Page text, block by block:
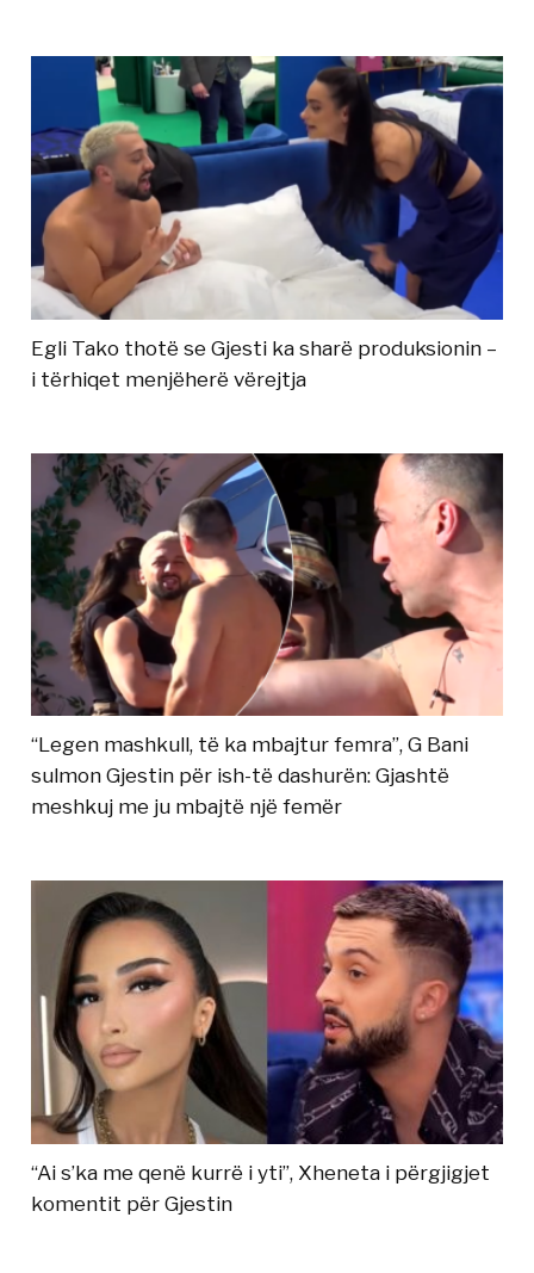
Egli Tako thotë se Gjesti ka sharë produksionin –
i tërhiqet menjëherë vërejtja
“Legen mashkull, të ka mbajtur femra”, G Bani
sulmon Gjestin për ish-të dashurën: Gjashtë
meshkuj me ju mbajtë një femër
“Ai s’ka me qenë kurrë i yti”, Xheneta i përgjigjet
komentit për Gjestin